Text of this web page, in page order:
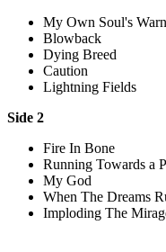
My Own Soul's
Blowback
Dying Breed
Caution
Lightning Fields
Side 2
Fire In Bone
Running Towards a
My God
When The Dreams
Imploding The